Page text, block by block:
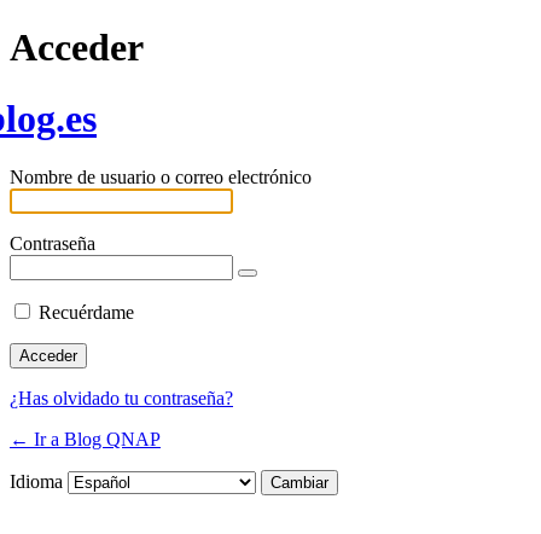
Acceder
Nombre de usuario o correo electrónico
Contraseña
Recuérdame
¿Has olvidado tu contraseña?
← Ir a Blog QNAP
Idioma